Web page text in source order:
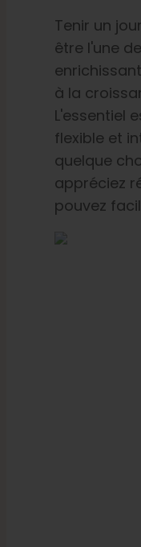
Tenir un
être l'une
à la
L'essentiel
flexible et
quelque
appréciez
pouvez